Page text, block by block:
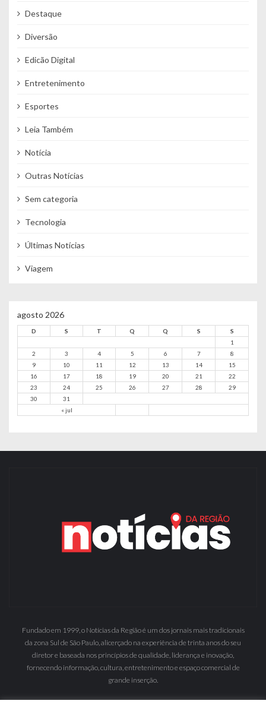
Destaque
Diversão
Edicão Digital
Entretenimento
Esportes
Leia Também
Notícia
Outras Notícias
Sem categoria
Tecnologia
Últimas Notícias
Viagem
agosto 2026
D S T Q Q S S
« jul
1
2
3 4 5 6 7
8
9
10 11 12 13 14
15
16
17 18 19 20 21
22
23
24 25 26 27 28
29
30
31
Fundado em 1999, o Notícias da Região é um dos jornais mais tradicionais
da zona Sul de São Paulo, alicerçado na experiência de trinta anos do seu
diretor e baseada nos princípios de qualidade, liderança e inovação,
fornecendo informação, cultura, entretenimento e espaço comercial de
grande inserção.